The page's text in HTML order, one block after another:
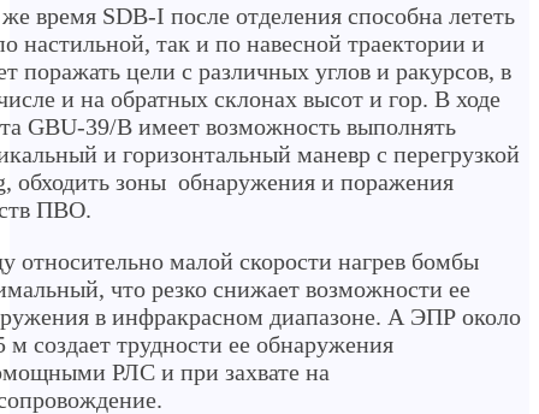
время SDB-I после отделения способна лететь
настильной, так и по навесной траектории и
поражать цели с различных углов и ракурсов, в
и на обратных склонах высот и гор. В ходе
GBU-39/B имеет возможность выполнять
и горизонтальный маневр с перегрузкой
обходить зоны обнаружения и поражения
ПВО.
относительно малой скорости нагрев бомбы
что резко снижает возможности ее
в инфракрасном диапазоне. А ЭПР около
м создает трудности ее обнаружения
РЛС и при захвате на